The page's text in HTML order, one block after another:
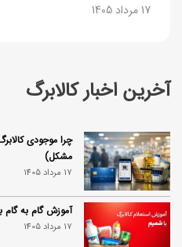
آخرین اخبار کالابرگ
چرا موجودی
مشکل)
17 مرداد 1405
آموزش گام به گام
17 مرداد 1405
17 مرداد 1405